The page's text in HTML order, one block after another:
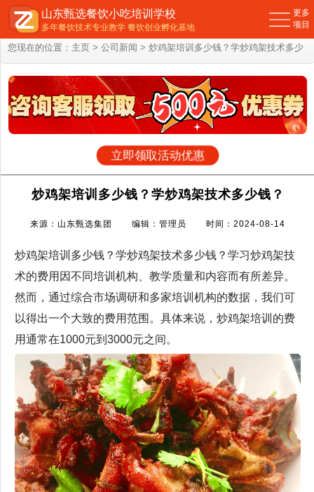
您现在的位置： 主页 > 公司新闻 > 炒鸡架培训多少钱？学炒鸡架技术多少
钱？
立即领取活动优惠
炒鸡架培训多少钱？学炒鸡架技术多少钱？
来源：山东甄选集团 编辑：管理员 时间：2024-08-14
炒鸡架培训多少钱？学炒鸡架技术多少钱？学习炒鸡架技
术的费用因不同培训机构、教学质量和内容而有所差异。
然而，通过综合市场调研和多家培训机构的数据，我们可
以得出一个大致的费用范围。具体来说，炒鸡架培训的费
用通常在1000元到3000元之间。
山东甄选餐饮小吃培训学校
多年餐饮技术专业教学 餐饮创业孵化基地
更多
项目